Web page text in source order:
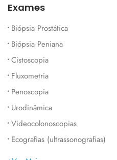
Exames
Biópsia Prostática
Biópsia Peniana
Cistoscopia
Fluxometria
Penoscopia
Urodinâmica
Videocolonoscopias
Ecografias (ultrassonografias)